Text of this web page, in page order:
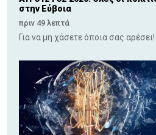
στην Εύβοια
πριν 49 λεπτά
Για να μη χάσετε όποια σας αρέσει!